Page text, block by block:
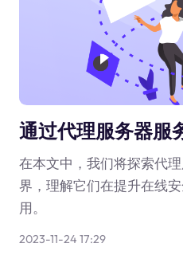
通过代理服务器服
在本文中，我们将探索代
界，理解它们在提升在线
用。
2023-11-24 17:29